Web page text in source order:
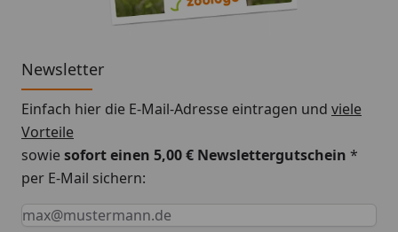
Newsletter
Einfach hier die E-Mail-Adresse eintragen und viele
Vorteile
sowiesofort einen 5,00 € Newslettergutschein *
per E-Mail sichern:
Keine Eingabe erforderlich
Eingabe erforderlich
E-Mail *